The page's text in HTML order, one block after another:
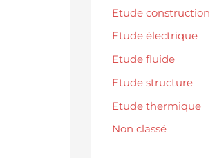
Etude construction
Etude électrique
Etude fluide
Etude structure
Etude thermique
Non classé